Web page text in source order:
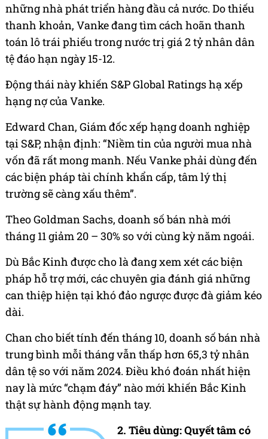
những nhà phát triển hàng đầu cả nước. Do thiếu
thanh khoản, Vanke đang tìm cách hoãn thanh
toán lô trái phiếu trong nước trị giá 2 tỷ nhân dân
tệ đáo hạn ngày 15-12.
Động thái này khiến S&P Global Ratings hạ xếp
hạng nợ của Vanke.
Edward Chan, Giám đốc xếp hạng doanh nghiệp
tại S&P, nhận định: “Niềm tin của người mua nhà
vốn đã rất mong manh. Nếu Vanke phải dùng đến
các biện pháp tài chính khẩn cấp, tâm lý thị
trường sẽ càng xấu thêm”.
Theo Goldman Sachs, doanh số bán nhà mới
tháng 11 giảm 20 – 30% so với cùng kỳ năm ngoái.
Dù Bắc Kinh được cho là đang xem xét các biện
pháp hỗ trợ mới, các chuyên gia đánh giá những
can thiệp hiện tại khó đảo ngược được đà giảm kéo
dài.
Chan cho biết tính đến tháng 10, doanh số bán nhà
trung bình mỗi tháng vẫn thấp hơn 65,3 tỷ nhân
dân tệ so với năm 2024. Điều khó đoán nhất hiện
nay là mức “chạm đáy” nào mới khiến Bắc Kinh
thật sự hành động mạnh tay.
2. Tiêu dùng: Quyết tâm có